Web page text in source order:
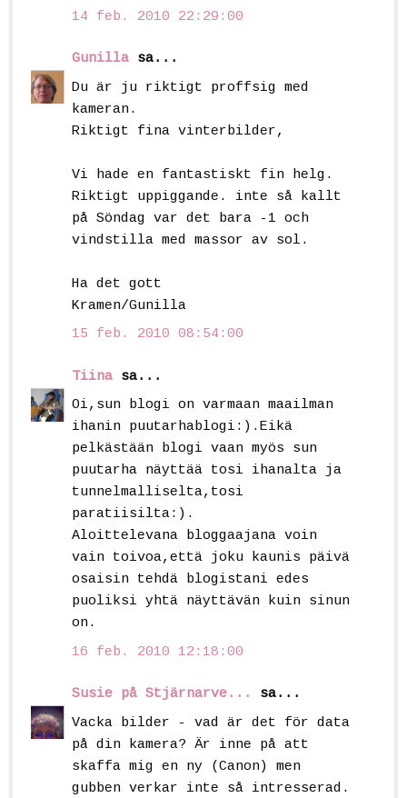
14 feb. 2010 22:29:00
Gunilla sa...
Du är ju riktigt proffsig med
kameran.
Riktigt fina vinterbilder,
Vi hade en fantastiskt fin helg.
Riktigt uppiggande. inte så kallt
på Söndag var det bara -1 och
vindstilla med massor av sol.
Ha det gott
Kramen/Gunilla
15 feb. 2010 08:54:00
Tiina sa...
Oi,sun blogi on varmaan maailman
ihanin puutarhablogi:).Eikä
pelkästään blogi vaan myös sun
puutarha näyttää tosi ihanalta ja
tunnelmalliselta,tosi
paratiisilta:).
Aloittelevana bloggaajana voin
vain toivoa,että joku kaunis päivä
osaisin tehdä blogistani edes
puoliksi yhtä näyttävän kuin sinun
on.
16 feb. 2010 12:18:00
Susie på Stjärnarve...
sa...
Vacka bilder - vad är det för data
på din kamera? Är inne på att
skaffa mig en ny (Canon) men
gubben verkar inte så intresserad.